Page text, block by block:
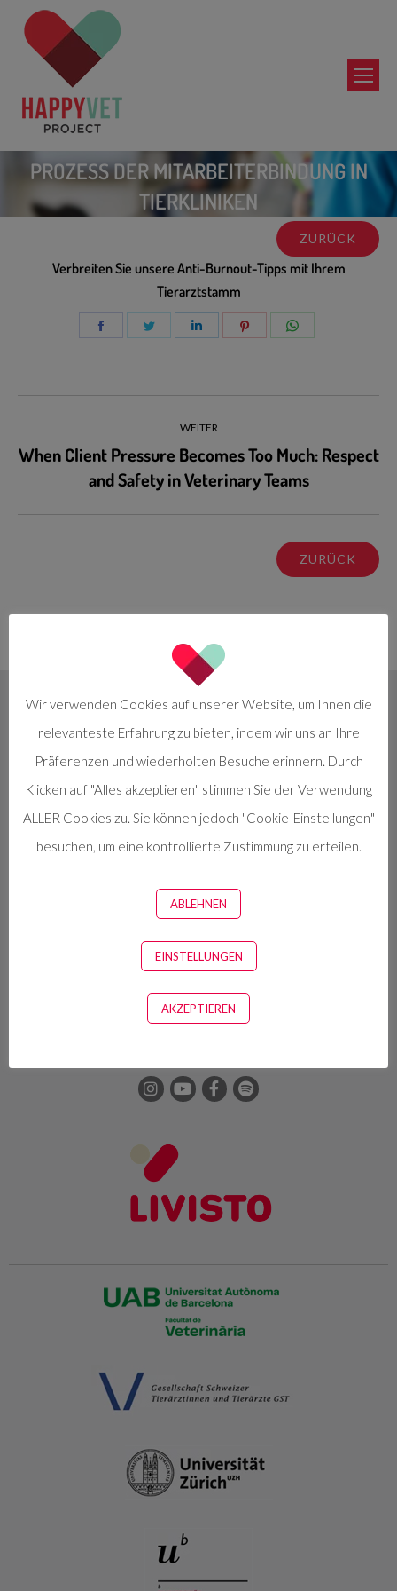
PROZESS DER MITARBEITERBINDUNG IN
TIERKLINIKEN
ZURÜCK
Verbreiten Sie unsere Anti-Burnout-Tipps mit Ihrem
Tierarztstamm
WEITER
When Client Pressure Becomes Too Much: Respect
and Safety in Veterinary Teams
ZURÜCK
Nutzungsbedingungen
Datenschutzrichtlinie
Cookies-Richtlinie
Wir verwenden Cookies auf unserer Website, um Ihnen die
relevanteste Erfahrung zu bieten, indem wir uns an Ihre
Präferenzen und wiederholten Besuche erinnern. Durch
Klicken auf "Alles akzeptieren" stimmen Sie der Verwendung
ALLER Cookies zu. Sie können jedoch "Cookie-Einstellungen"
besuchen, um eine kontrollierte Zustimmung zu erteilen.
ABLEHNEN
EINSTELLUNGEN
AKZEPTIEREN